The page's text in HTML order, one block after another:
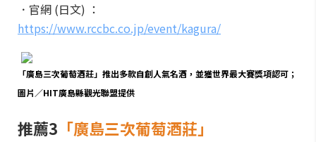
．官網 (日文) ：
https://www.rccbc.co.jp/event/kagura/
「廣島三次葡萄酒莊」推出多款自創人氣名酒，並獲世界最大賽獎項認可；
圖片／HIT廣島縣觀光聯盟提供
推薦3 「廣島三次葡萄酒莊」